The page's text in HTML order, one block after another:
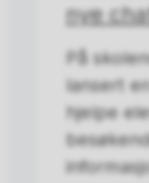
nye
På
lansert
hjelpe